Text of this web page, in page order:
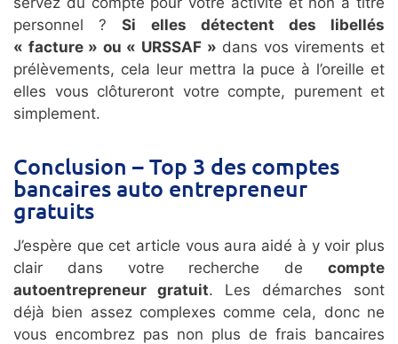
personnel ?Si elles détectent des libellés
« facture » ou « URSSAF » dans vos virements et
prélèvements, cela leur mettra la puce à l’oreille et
elles vous clôtureront votre compte, purement et
simplement.
Conclusion – Top 3 des comptes
bancaires auto entrepreneur
gratuits
J’espère que cet article vous aura aidé à y voir plus
clair dans votre recherche de compte
autoentrepreneur gratuit. Les démarches sont
déjà bien assez complexes comme cela, donc ne
vous encombrez pas non plus de frais bancaires